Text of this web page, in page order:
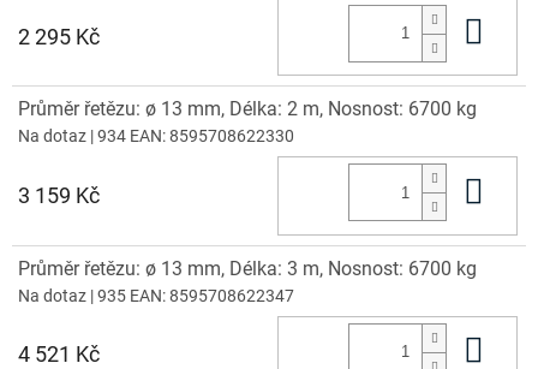
2 295 Kč
Průměr řetězu: ø 13 mm, Délka: 2 m, Nosnost: 6700 kg
Na dotaz | 934 EAN:8595708622330
3 159 Kč
Průměr řetězu: ø 13 mm, Délka: 3 m, Nosnost: 6700 kg
Na dotaz | 935 EAN:8595708622347
4 521 Kč